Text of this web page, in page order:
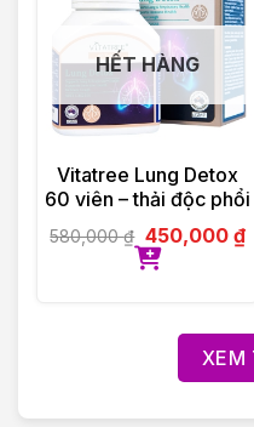
HẾT HÀNG
Vitatree Lung Detox
60 viên – thải độc phổi
580,000₫ 450,000 ₫
XEM